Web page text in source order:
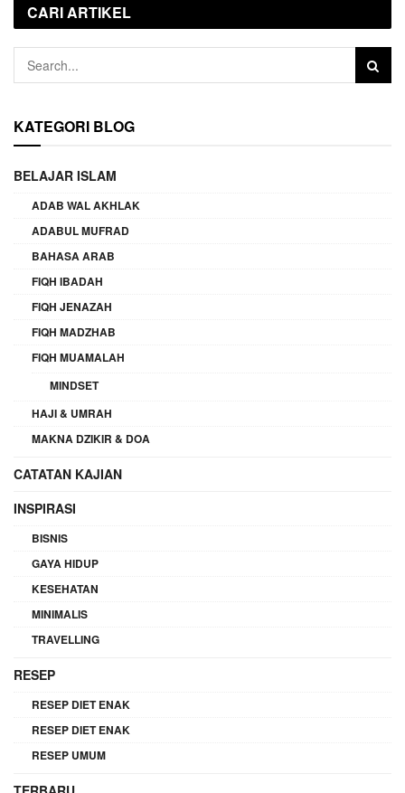
CARI ARTIKEL
KATEGORI BLOG
BELAJAR ISLAM
ADAB WAL AKHLAK
ADABUL MUFRAD
BAHASA ARAB
FIQH IBADAH
FIQH JENAZAH
FIQH MADZHAB
FIQH MUAMALAH
MINDSET
HAJI & UMRAH
MAKNA DZIKIR & DOA
CATATAN KAJIAN
INSPIRASI
BISNIS
GAYA HIDUP
KESEHATAN
MINIMALIS
TRAVELLING
RESEP
RESEP DIET ENAK
RESEP DIET ENAK
RESEP UMUM